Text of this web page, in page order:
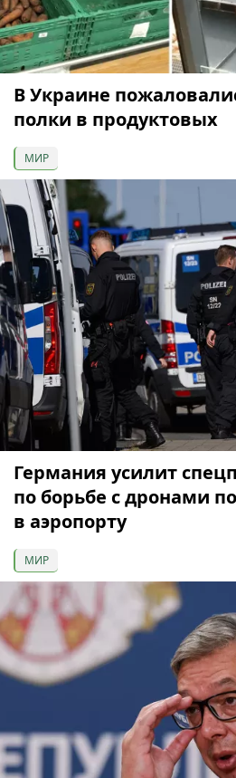
В Украине
полки в продуктовых
МИР
Германия усилит
по борьбе с дронами
в аэропорту
МИР